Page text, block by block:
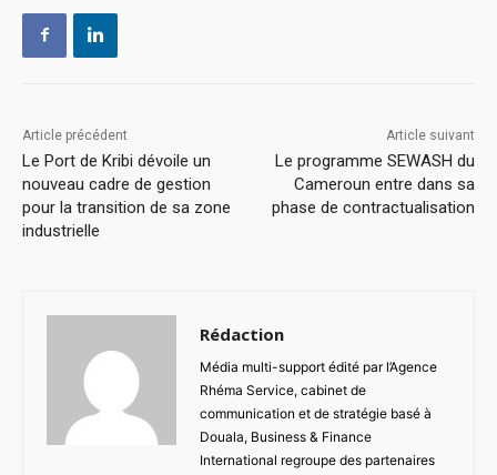
Article précédent
Le Port de Kribi dévoile un
nouveau cadre de gestion
pour la transition de sa zone
industrielle
Article suivant
Le programme SEWASH du
Cameroun entre dans sa
phase de contractualisation
Rédaction
Média multi-support édité par l’Agence
Rhéma Service, cabinet de
communication et de stratégie basé à
Douala, Business & Finance
International regroupe des partenaires